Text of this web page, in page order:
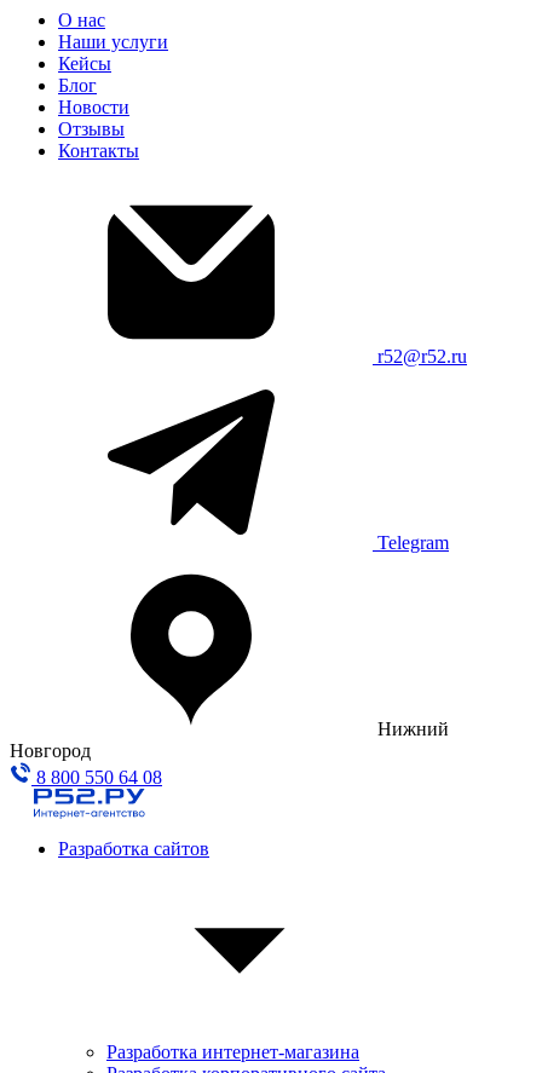
О нас
Наши услуги
Кейсы
Блог
Новости
Отзывы
Контакты
r52@r52.ru
Telegram
Нижний
Новгород
8 800 550 64 08
Разработка сайтов
Разработка интернет-магазина